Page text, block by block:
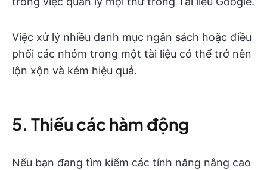
Việc xử lý nhiều danh mục ngân sách hoặc điều
phối các nhóm trong một tài liệu có thể trở nên
lộn xộn và kém hiệu quả.
5. Thiếu các hàm động
Nếu bạn đang tìm kiếm các tính năng nâng cao